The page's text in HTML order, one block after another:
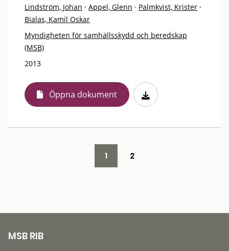
Lindström, Johan · Appel, Glenn · Palmkvist, Krister ·
Bialas, Kamil Oskar
Myndigheten för samhällsskydd och beredskap
(MSB)
2013
Öppna dokument
1 2
MSB RIB